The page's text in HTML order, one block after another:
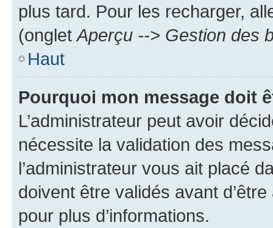
plus tard. Pour les recharger,
(onglet Aperçu --> Gestion des
Haut
Pourquoi mon message doit
L’administrateur peut avoir
nécessite la validation des
l’administrateur vous ait placé
doivent être validés avant
pour plus d’informations.